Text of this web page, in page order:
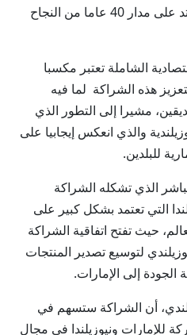
عمق العلاقات الثنائية التي تمتد على مدار 40 عاما من النجاح
الشاملة تعتبر مكسبا
هذه الشراكة لما فيه
مشيرا إلى التطور الذي
والذي انعكس إيجابيا على
للبلدين.
الذي تشكله الشراكة
التي تعتمد بشكل كبير على
حيث تفتح اتفاقية الشراكة
لتوسيع تصدير المنتجات
الجودة إلى الإمارات.
أن الشراكة ستسهم في
للإمارات ونيوزيلندا في مجال